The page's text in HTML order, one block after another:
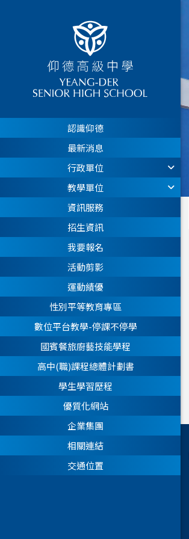
認識仰德
最新消息
行政單位
教學單位
資訊服務
招生資訊
我要報名
活動剪影
運動績優
性別平等教育專區
數位平台教學-停課不停學
國賓餐旅廚藝技能學程
高中(職)課程總體計劃書
學生學習歷程
優質化網站
企業集團
相關連結
交通位置